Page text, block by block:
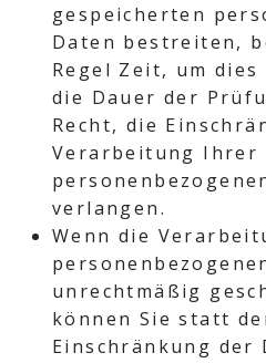
gespeicherten
Daten bestreiten,
Regel Zeit, um
die Dauer der
Recht, die
Verarbeitung Ihrer
verlangen.
Wenn die
unrechtmäßig
können Sie statt
Einschränkung